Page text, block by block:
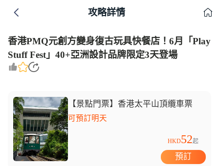
攻略詳情
香港PMQ元創方變身復古玩具快餐店！6月「Play
Stuff Fest」40+亞洲設計品牌限定3天登場
【景點門票】香港太平山頂纜車票
可預訂明天
HKD52起
預訂